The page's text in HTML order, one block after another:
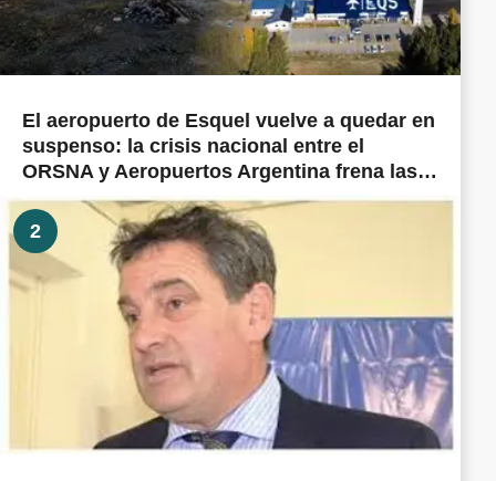
El aeropuerto de Esquel vuelve a quedar en
suspenso: la crisis nacional entre el
ORSNA y Aeropuertos Argentina frena las
obras prometidas en todo el país
2